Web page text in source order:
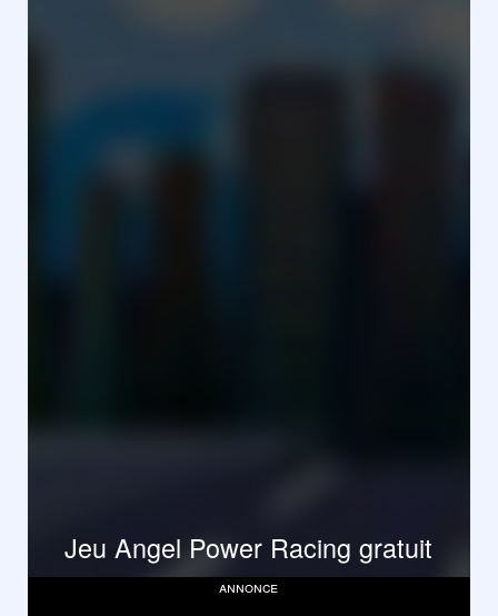
Jeu Angel Power Racing gratuit
annonce